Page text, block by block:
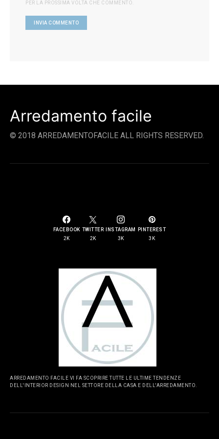
PER LA PROSSIMA VOLTA CHE COMMENTO.
Arredamento facile
© 2018 ARREDAMENTOFACILE ALL RIGHTS RESERVED.
FACEBOOK
2K
TWITTER
2K
INSTAGRAM
3K
PINTEREST
3K
ARREDAMENTO FACILE VI FA SCOPRIRE TUTTE LE ULTIME TENDENZE
DELL'INTERIOR DESIGN NEL SETTORE DELLA CASA E DELL'ARREDAMENTO.